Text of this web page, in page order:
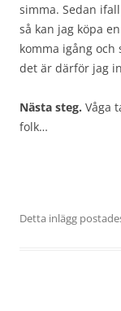
simma. Sedan
så kan jag köpa
komma igång
det är därför jag
Nästa steg. Våga
folk…
Detta inlägg